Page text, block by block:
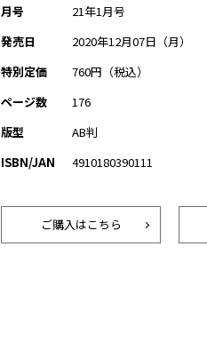
月号
21年1月号
発売日
2020年12月07日（月）
特別定価
760円（税込）
ページ数
176
版型
AB判
ISBN/JAN
4910180390111
ご購入はこちら